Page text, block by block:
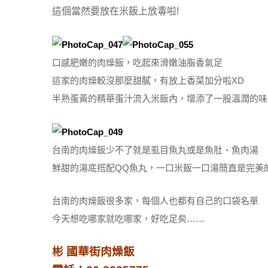
這個當然要放在米飯上放毒啦!
口感肥嫩的肉燥飯，吃起來滑嫩油脂香氣足
這家的肉燥較沒那麼甜膩，有放上香菜加分啦XD
半熟蛋黃的精華蛋汁流入米飯內，增添了一股溫潤的
台南的肉燥飯少不了就是虱目魚丸或是魚肚、魚肉湯
鮮甜的湯底搭配QQ魚丸，一口米飯一口湯簡直是完美
台南的肉燥飯很多家，每個人也都有自己的口袋名單
今天想吃哪家就吃哪家，好吃足矣……
彬 國華街肉燥飯